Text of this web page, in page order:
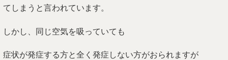
てしまうと言われています。
しかし、同じ空気を吸っていても
症状が発症する方と全く発症しない方がおられますが